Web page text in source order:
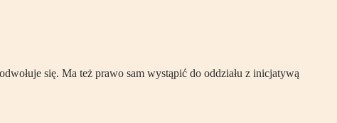
się. Ma też prawo sam wystąpić do oddziału z inicjatywą